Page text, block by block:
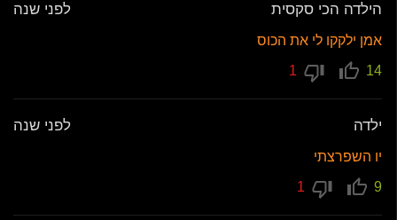
הילדה הכי סקסית לפני שנה
אמן ילקקו לי את הכוס
14
ילדה לפני שנה
יו השפרצתי
9